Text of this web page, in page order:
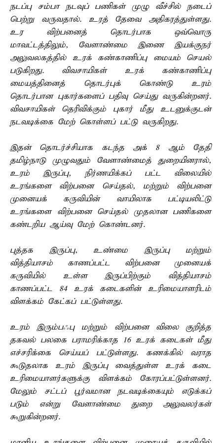
நடப்பு சம்பா நடவுப் பணிகள் முழு வீச்சில் நடைப்
பெற்று வருவதால். உரத் தேவை அதிகரத்துள்ளது.
உர விற்பனைத் தொடர்பாக ஒவ்வொரு
மாவட்டத்திலும், வேளாண்மை இணை இயக்குநர்
அலுவலகத்தில் உரக் கண்காணிப்பு மையம் செயல்
படுகிறது. விவசாயிகள் உரக் கண்காணிப்பு
மையத்தினைத் தொடர்புக் கொண்டு உரம்
தொடர்பான புகார்களைப் பதிவு செய்து வருகின்றனர்.
விவசாயிகள் தெரிவிக்கும் புகார் மீது உடனுக்குடன்
நடவடிக்கை மேற் கொள்ளப் பட்டு வருகிறது.
இதன் தொடர்ச்சியாக கடந்த அக் 8 ஆம் தேதி
தமிழ்நாடு முழுவதும் வேளாண்மைத் துறையினரால்,
உரம் இருப்பு, நிர்ணயிக்கப் பட்ட விலையில்
உரங்களை விற்பனை செய்தல், மற்றும் விற்பனை
முனையக் கருவியின் வாயிலாக பட்டியலிட்டு
உரங்களை விற்பனை செய்தல் முதலான பணிகளை
கண்டறிய ஆய்வு மேற் கொண்டனர்.
புத்தக இருப்பு, உண்மை இருப்பு மற்றும்
வித்தியாசம் காணப்பட்ட விற்பனை முனையக்
கருவியில் உள்ள இருப்பிற்கும் வித்தியாசம்
காணப்பட்ட 84 உரக் கடைகளின் உரிமையாளரிடம்
விளக்கம் கேட்கப் பட்டுள்ளது.
உரம் இரும்பஃபு மற்றும் விற்பனை விலை குறித்த
தகவல் பலகை பராமரிக்காத 16 உரக் கடைகள் மீது
எச்சரிக்கை செய்யப் பட்டுள்ளது. கணக்கில் வராத
கூடுதலாக உரம் இருப்பு வைத்துள்ள உரக் கடை
உரிமையாளர்களுக்கு விளக்கம் கோரப்பட்டுள்ளனர்.
மேலும் சட்டப் பூர்வமான நடவடிக்கையும் எடுக்கப்
படும் என்று வேளாண்மை துறை அலுவலர்கள்
கூறுகின்றனர்.